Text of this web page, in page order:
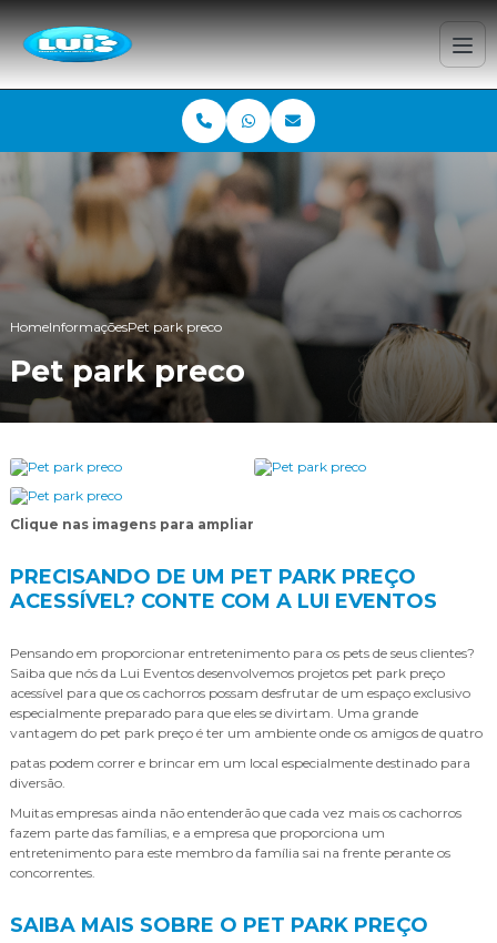
HomeInformaçõesPet park preco
Pet park preco
Clique nas imagens para ampliar
PRECISANDO DE UM PET PARK PREÇO
ACESSÍVEL? CONTE COM A LUI EVENTOS
Pensando em proporcionar entretenimento para os pets de seus clientes?
Saiba que nós da Lui Eventos desenvolvemos projetos pet park preço
acessível para que os cachorros possam desfrutar de um espaço exclusivo
especialmente preparado para que eles se divirtam. Uma grande
vantagem do pet park preço é ter um ambiente onde os amigos de quatro
patas podem correr e brincar em um local especialmente destinado para
diversão.
Muitas empresas ainda não entenderão que cada vez mais os cachorros
fazem parte das famílias, e a empresa que proporciona um
entretenimento para este membro da família sai na frente perante os
concorrentes.
SAIBA MAIS SOBRE O PET PARK PREÇO